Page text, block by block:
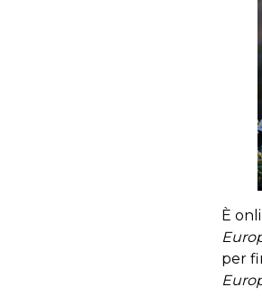
È
per